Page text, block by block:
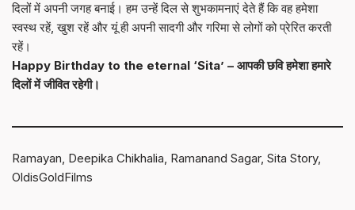
दिलों में अपनी जगह बनाई। हम उन्हें दिल से शुभकामनाएं देते हैं कि वह हमेशा
स्वस्थ रहें, खुश रहें और यूं ही अपनी सादगी और गरिमा से लोगों को प्रेरित करती
रहें।
Happy Birthday to the eternal ‘Sita’ – आपकी छवि हमेशा हमारे
दिलों में जीवित रहेगी।
Ramayan, Deepika Chikhalia, Ramanand Sagar, Sita Story,
OldisGoldFilms